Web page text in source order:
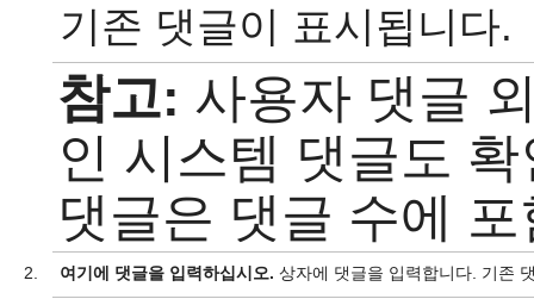
기존 댓글이 표시됩니다.
참고: 사용자 댓글
인 시스템 댓글도
댓글은 댓글 수에
2. 여기에 댓글을 입력하십시오. 상자에 댓글을 입력합니다. 기존